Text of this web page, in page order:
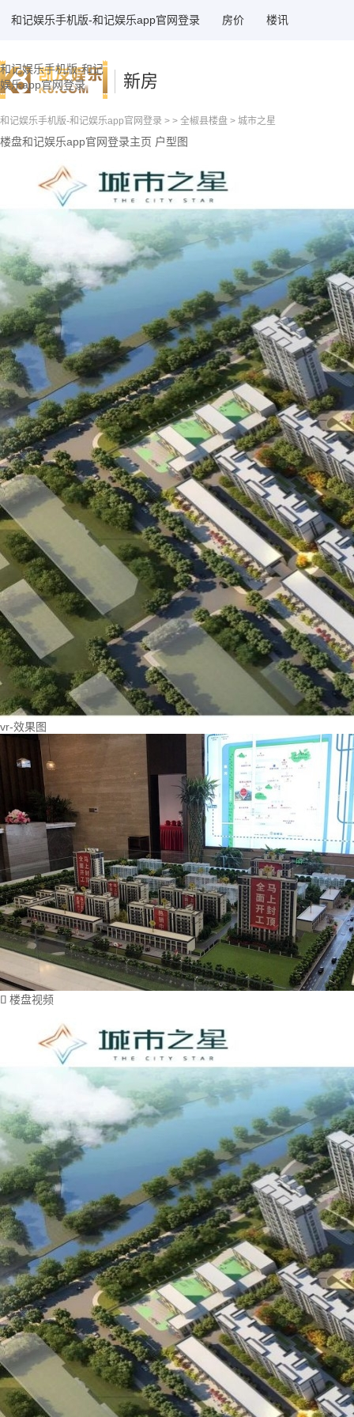
和记娱乐手机版-和记娱乐app官网登录 房价 楼讯
和记娱乐手机版-和记
娱乐app官网登录
新房
和记娱乐手机版-和记娱乐app官网登录 > > 全椒县楼盘 > 城市之星
楼盘和记娱乐app官网登录主页 户型图
vr-效果图
 楼盘视频